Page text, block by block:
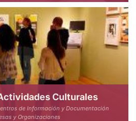
Culturales
de Información y Documentación
y Organizaciones